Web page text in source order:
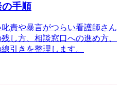
手順
責や暴言がつらい看護師さん
し方、相談窓口への進め方、
引きを整理します。